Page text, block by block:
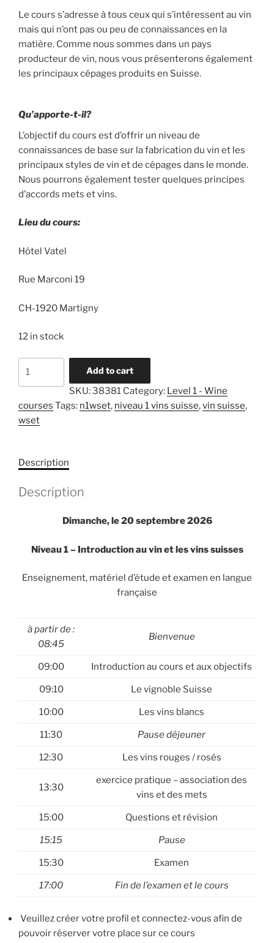
Le cours s’adresse à tous ceux qui s’intéressent au vin
mais qui n’ont pas ou peu de connaissances en la
matière. Comme nous sommes dans un pays
producteur de vin, nous vous présenterons également
les principaux cépages produits en Suisse.
Qu’apporte-t-il?
L’objectif du cours est d’offrir un niveau de
connaissances de base sur la fabrication du vin et les
principaux styles de vin et de cépages dans le monde.
Nous pourrons également tester quelques principes
d’accords mets et vins.
Lieu du cours:
Hôtel Vatel
Rue Marconi 19
CH-1920 Martigny
12 in stock
Introduction
au
20.09.2026
français
clôture
inscriptions
quantity
Add to cart
l
t
e
:
SKU:38381 Category: Level 1 - Wine
courses Tags: n1wset, niveau 1 vins suisse,vin suisse,
wset
Description
Description
Dimanche, le 20 septembre 2026
Niveau 1 – Introduction au vin et les vins suisses
Enseignement, matériel d’étude et examen en langue
française
à partir de :
08:45
Bienvenue
09:00 Introduction au cours et aux objectifs
09:10 Le vignoble Suisse
10:00 Les vins blancs
11:30 Pause déjeuner
12:30 Les vins rouges / rosés
13:30
exercice pratique – association des
vins et des mets
15:00 Questions et révision
15:15 Pause
15:30 Examen
17:00 Fin de l’examen et le cours
Veuillez créer votre profil et connectez-vous afin de
pouvoir réserver votre place sur ce cours